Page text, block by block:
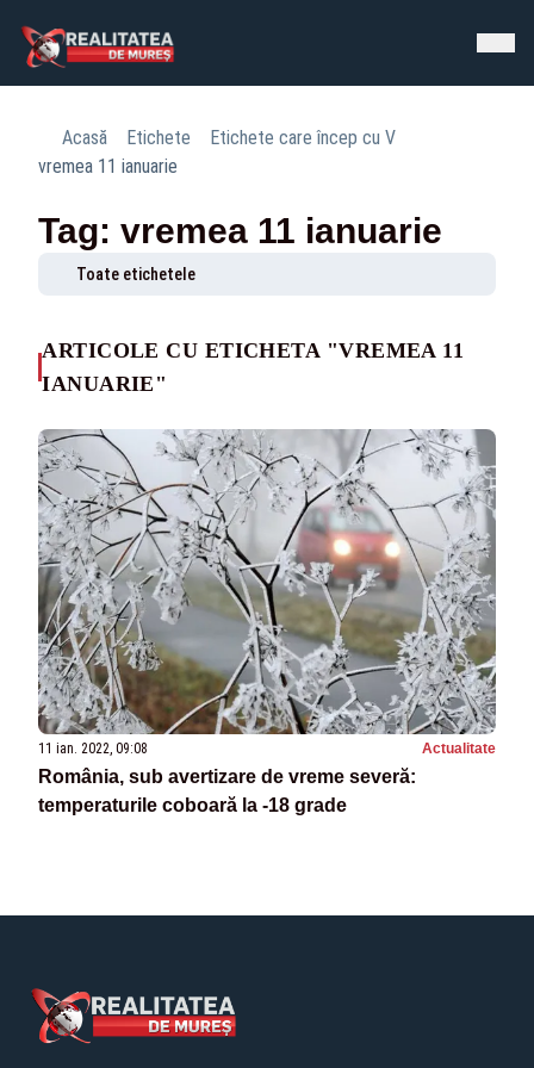
Acasă Etichete
Etichete care încep cu V
vremea 11 ianuarie
Tag: vremea 11 ianuarie
Toate etichetele
ARTICOLE CU ETICHETA "VREMEA 11
IANUARIE"
11 ian. 2022, 09:08 Actualitate
România, sub avertizare de vreme severă:
temperaturile coboară la -18 grade